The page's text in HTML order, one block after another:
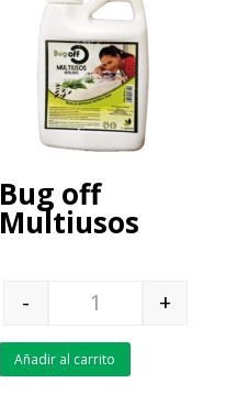
Bug off
Multiusos
Quantity
- +
Añadir al carrito